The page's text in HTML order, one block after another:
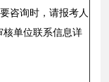
咨询时，请报考人
核单位联系信息详